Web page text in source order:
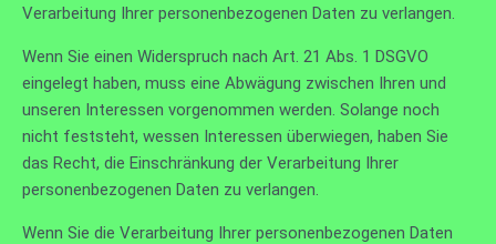
Verarbeitung Ihrer personenbezogenen Daten zu verlangen.
Wenn Sie einen Widerspruch nach Art. 21 Abs. 1 DSGVO
eingelegt haben, muss eine Abwägung zwischen Ihren und
unseren Interessen vorgenommen werden. Solange noch
nicht feststeht, wessen Interessen überwiegen, haben Sie
das Recht, die Einschränkung der Verarbeitung Ihrer
personenbezogenen Daten zu verlangen.
Wenn Sie die Verarbeitung Ihrer personenbezogenen Daten